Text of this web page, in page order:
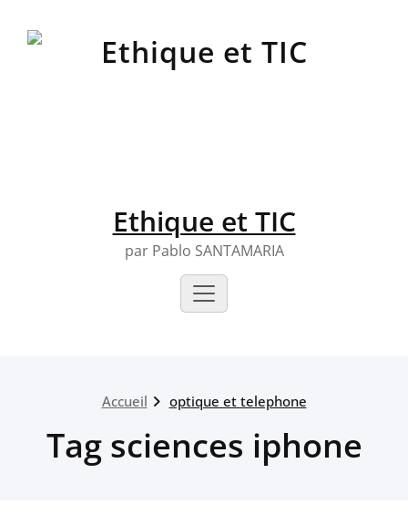
Ethique et TIC
par Pablo SANTAMARIA
Accueil optique et telephone
Tag sciences iphone